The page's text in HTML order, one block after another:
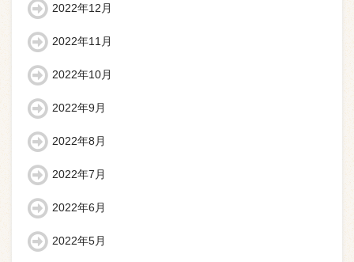
2022年12月
2022年11月
2022年10月
2022年9月
2022年8月
2022年7月
2022年6月
2022年5月